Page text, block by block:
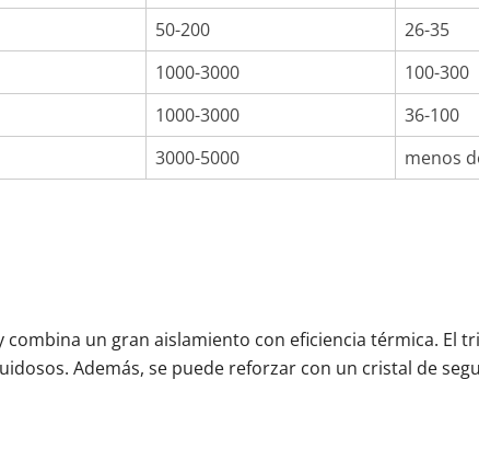
50-200
26-35
1000-3000
100-300
1000-3000
36-100
3000-5000 menos
un gran aislamiento con eficiencia térmica. El
Además, se puede reforzar con un cristal de